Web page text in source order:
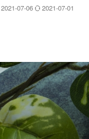
2021-07-06 2021-07-01